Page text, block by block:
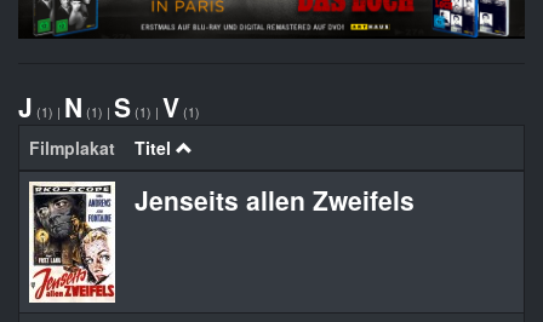
J (1) | N (1) | S (1) | V (1)
Filmplakat Titel
Jenseits allen Zweifels